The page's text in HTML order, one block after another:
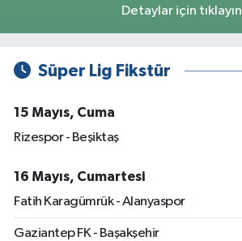
Detaylar için tıklayın
Süper Lig Fikstür
15 Mayıs, Cuma
Rizespor - Beşiktaş
16 Mayıs, Cumartesi
Fatih Karagümrük - Alanyaspor
Gaziantep FK - Başakşehir